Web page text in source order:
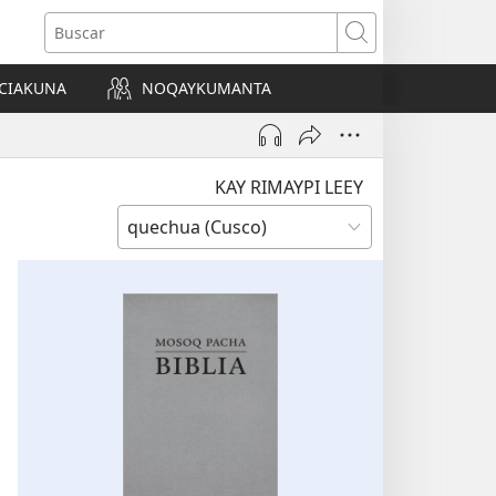
Buscar
NOQAYKUMANTA
KAY RIMAYPI LEEY